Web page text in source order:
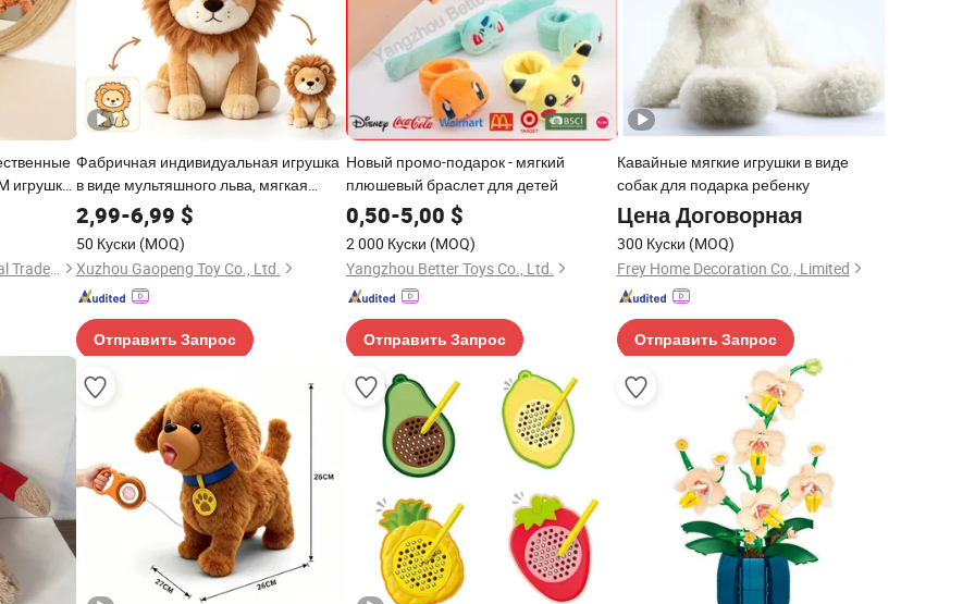
игрушки
Wuhan Silk Road International Trade Co., Ltd
Фабричная индивидуальная игрушка
в виде мультяшного льва, мягкая
игрушка из серии зоологических
животных, индивидуальный дизайн,
вышивка логотипа, оптовая продажа,
подарок в виде мягкой игрушки
2,99-6,99 $
50 Куски (MOQ)
Xuzhou Gaopeng Toy Co., Ltd.
Отправить Запрос
Новый промо-подарок - мягкий
плюшевый браслет для детей
0,50-5,00 $
2 000 Куски (MOQ)
Yangzhou Better Toys Co., Ltd.
Отправить Запрос
Кавайные мягкие игрушки в виде
собак для подарка ребенку
Цена Договорная
300 Куски (MOQ)
Frey Home Decoration Co., Limited
Отправить Запрос